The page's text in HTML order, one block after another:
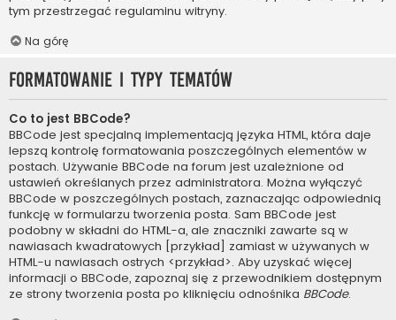
tym przestrzegać regulaminu witryny.
Na górę
Formatowanie i typy tematów
Co to jest BBCode?
BBCode jest specjalną implementacją języka HTML, która daje
lepszą kontrolę formatowania poszczególnych elementów w
postach. Używanie BBCode na forum jest uzależnione od
ustawień określanych przez administratora. Można wyłączyć
BBCode w poszczególnych postach, zaznaczając odpowiednią
funkcję w formularzu tworzenia posta. Sam BBCode jest
podobny w składni do HTML-a, ale znaczniki zawarte są w
nawiasach kwadratowych [przykład] zamiast w używanych w
HTML-u nawiasach ostrych <przykład>. Aby uzyskać więcej
informacji o BBCode, zapoznaj się z przewodnikiem dostępnym
ze strony tworzenia posta po kliknięciu odnośnika BBCode.